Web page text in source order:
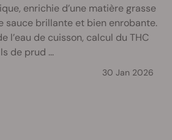
enrichie d’une matière grasse
sauce brillante et bien enrobante.
l’eau de cuisson, calcul du THC
de prud ...
30 Jan 2026